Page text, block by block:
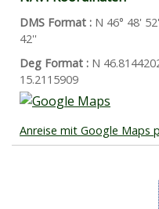
DMS Format : N 46° 48'
42''
Deg Format : N
15.2115909
Anreise mit Google Maps